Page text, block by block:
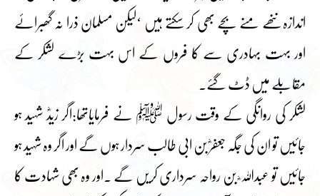
اندازہ ننھے منے بچے بھی کر سکتے ہیں ‘لیکن مسلمان ذرا نہ گھبرائے
اور بہت بہادری سے کا فروں کے اس بہت بڑے لشکر کے
مقابلے میں ڈٹ گئے۔
لشکر کی روانگی کے وقت رسول ﷺ نے فرمایاتھا:اگر زیدؓ شہید ہو
جائیں تو ان کی جگہ جعفرؓ بن ابی طالب سردار ہوں گے اور اگر وہ شہید ہو
جائیں تو عبداللہ ؓ بن رواحہ سرداری کریں گے ۔اور وہ بھی شہادت کا